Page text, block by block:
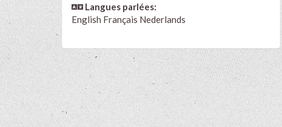
Langues parlées:
English Français Nederlands